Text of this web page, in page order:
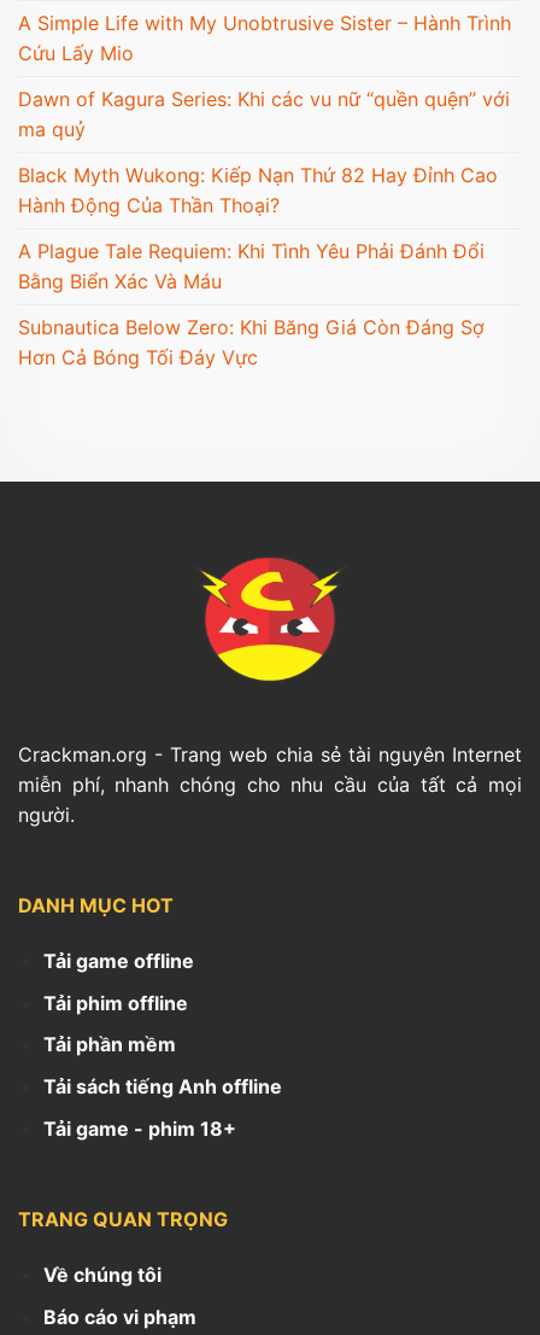
A Simple Life with My Unobtrusive Sister – Hành Trình
Cứu Lấy Mio
Dawn of Kagura Series: Khi các vu nữ “quền quện” với
ma quỷ
Black Myth Wukong: Kiếp Nạn Thứ 82 Hay Đỉnh Cao
Hành Động Của Thần Thoại?
A Plague Tale Requiem: Khi Tình Yêu Phải Đánh Đổi
Bằng Biển Xác Và Máu
Subnautica Below Zero: Khi Băng Giá Còn Đáng Sợ
Hơn Cả Bóng Tối Đáy Vực
Crackman.org - Trang web chia sẻ tài nguyên Internet
miễn phí, nhanh chóng cho nhu cầu của tất cả mọi
người.
DANH MỤC HOT
Tải game offline
Tải phim offline
Tải phần mềm
Tải sách tiếng Anh offline
Tải game - phim 18+
TRANG QUAN TRỌNG
Về chúng tôi
Báo cáo vi phạm